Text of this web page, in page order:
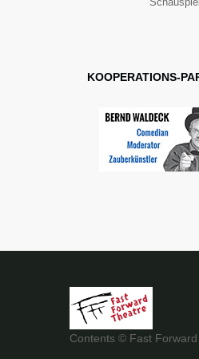
KOOPERATIONS-
Contents © Fast